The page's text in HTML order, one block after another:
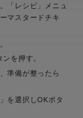
「レシピ」メニュ
マスタードチキ
を押す。
準備が整ったら
を選択しOKボタ